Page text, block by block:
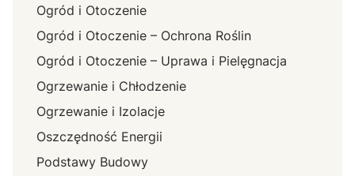
Ogród i Otoczenie
Ogród i Otoczenie – Ochrona Roślin
Ogród i Otoczenie – Uprawa i Pielęgnacja
Ogrzewanie i Chłodzenie
Ogrzewanie i Izolacje
Oszczędność Energii
Podstawy Budowy